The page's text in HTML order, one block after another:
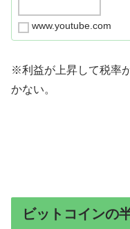
www.youtube.com
※利益が上昇して税率
かない。
ビットコインの